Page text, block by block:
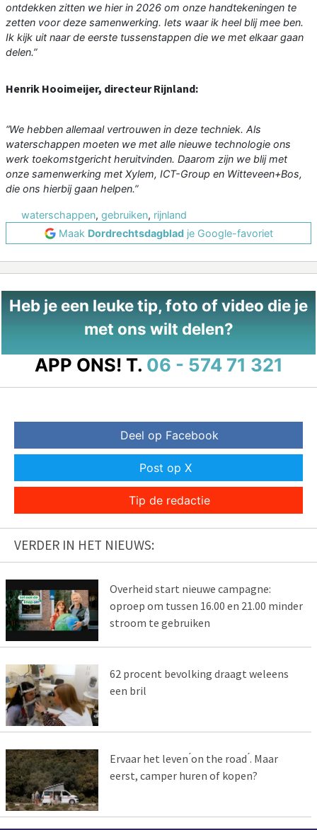
ontdekken zitten we hier in 2026 om onze handtekeningen te
zetten voor deze samenwerking. Iets waar ik heel blij mee ben.
Ik kijk uit naar de eerste tussenstappen die we met elkaar gaan
delen.”
Henrik Hooimeijer, directeur Rijnland:
“We hebben allemaal vertrouwen in deze techniek. Als
waterschappen moeten we met alle nieuwe technologie ons
werk toekomstgericht heruitvinden. Daarom zijn we blij met
onze samenwerking met Xylem, ICT-Group en Witteveen+Bos,
die ons hierbij gaan helpen.”
waterschappen, gebruiken, rijnland
Maak Dordrechtsdagbladje Google-favoriet
Heb je een leuke tip, foto of video die je
met ons wilt delen?
APP ONS! T. 06 - 574 71 321
Deel op Facebook
Post op X
Tip de redactie
VERDER IN HET NIEUWS:
Overheid start nieuwe campagne:
oproep om tussen 16.00 en 21.00 minder
stroom te gebruiken
62 procent bevolking draagt weleens
een bril
Ervaar het leven ́on the road ́. Maar
eerst, camper huren of kopen?